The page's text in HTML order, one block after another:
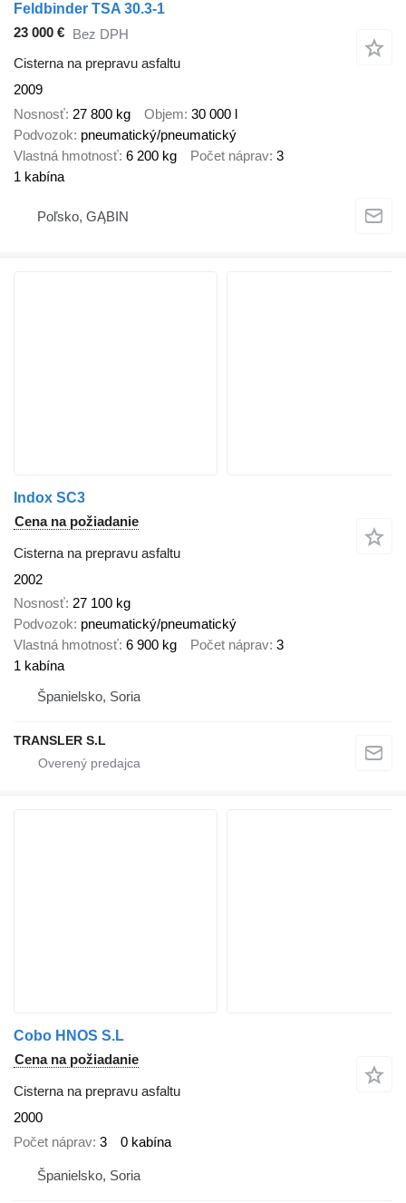
Feldbinder TSA 30.3-1
23 000 € Bez DPH
Cisterna na prepravu asfaltu
2009
Nosnosť 27 800 kg Objem 30 000 l
Podvozok pneumatický/pneumatický
Vlastná hmotnosť 6 200 kg Počet náprav 3
1 kabína
Poľsko, GĄBIN
Indox SC3
Cena na požiadanie
Cisterna na prepravu asfaltu
2002
Nosnosť 27 100 kg
Podvozok pneumatický/pneumatický
Vlastná hmotnosť 6 900 kg Počet náprav 3
1 kabína
Španielsko, Soria
TRANSLER S.L
Cobo HNOS S.L
Cena na požiadanie
Cisterna na prepravu asfaltu
2000
Počet náprav 3 0 kabína
Španielsko, Soria